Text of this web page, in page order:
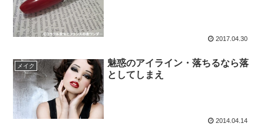
2017.04.30
メイク
魅惑のアイライン・落ちるなら落
としてしまえ
2014.04.14